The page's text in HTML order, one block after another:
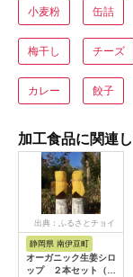
小麦粉 缶詰
梅干し チーズ
カレー 餃子
加工食品に関連
出典：ふるさとチョイ
静岡県 南伊豆町
オーガニック生姜シロ
ップ ２本セット（プ